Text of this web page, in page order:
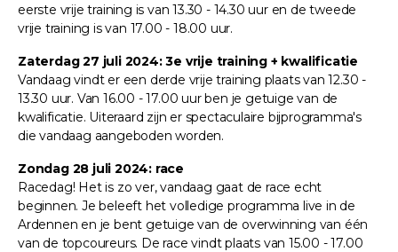
eerste vrije training is van 13.30 - 14.30 uur en de tweede
vrije training is van 17.00 - 18.00 uur.
Zaterdag 27 juli 2024: 3e vrije training + kwalificatie
Vandaag vindt er een derde vrije training plaats van 12.30 -
13.30 uur. Van 16.00 - 17.00 uur ben je getuige van de
kwalificatie. Uiteraard zijn er spectaculaire bijprogramma's
die vandaag aangeboden worden.
Zondag 28 juli 2024: race
Racedag! Het is zo ver, vandaag gaat de race echt
beginnen. Je beleeft het volledige programma live in de
Ardennen en je bent getuige van de overwinning van één
van de topcoureurs. De race vindt plaats van 15.00 - 17.00